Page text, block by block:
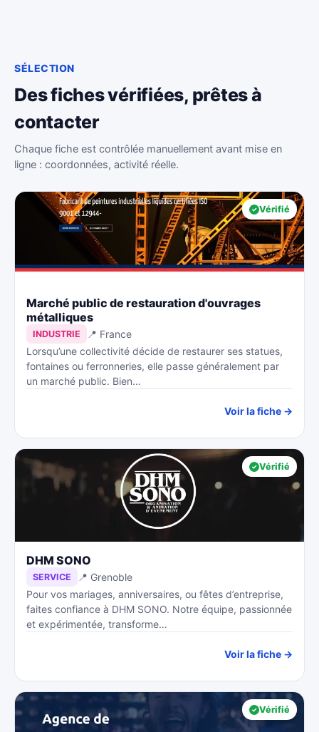
SÉLECTION
Des fiches vérifiées, prêtes à
contacter
Chaque fiche est contrôlée manuellement avant mise en
ligne : coordonnées, activité réelle.
Vérifié
Marché public de restauration d'ouvrages
métalliques
INDUSTRIE
📍 France
Lorsqu’une collectivité décide de restaurer ses statues,
fontaines ou ferronneries, elle passe généralement par
un marché public. Bien…
Voir la fiche →
Vérifié
DHM SONO
SERVICE
📍 Grenoble
Pour vos mariages, anniversaires, ou fêtes d’entreprise,
faites confiance à DHM SONO. Notre équipe, passionnée
et expérimentée, transforme…
Voir la fiche →
Vérifié